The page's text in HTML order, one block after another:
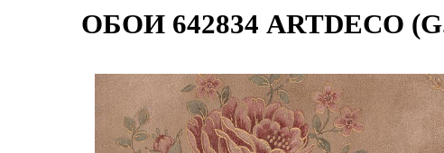
ОБОИ 642834 ARTDECO